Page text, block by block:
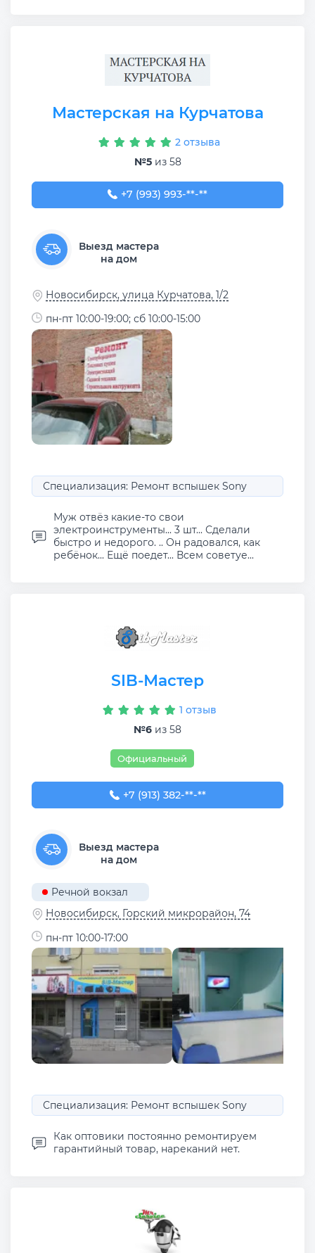
Мастерская на Курчатова
2 отзыва
№5из 58
+7 (993) 993-54-53
+7 (993) 993-**-**
Выезд мастера
на дом
Новосибирск, улица Курчатова, 1/2
пн-пт 10:00-19:00; сб 10:00-15:00
Специализация: Ремонт вспышек Sony
Муж отвёз какие-то свои
электроинструменты... 3 шт... Сделали
быстро и недорого. .. Он радовался, как
ребёнок... Ещё поедет... Всем советуе...
SIB-Мастер
1 отзыв
№6 из 58
Официальный
+7 (913) 382-09-50
+7 (913) 382-**-**
Выезд мастера
на дом
Речной вокзал
Новосибирск, ​Горский микрорайон, 74
пн-пт 10:00-17:00
Специализация: Ремонт вспышек Sony
Как оптовики постоянно ремонтируем
гарантийный товар, нареканий нет.